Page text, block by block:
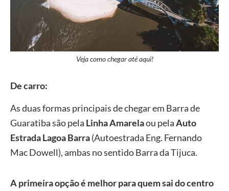
Veja como chegar até aqui!
De carro:
As duas formas principais de chegar em Barra de
Guaratiba são pela Linha Amarelaou pelaAuto
Estrada Lagoa Barra(Autoestrada Eng. Fernando
Mac Dowell), ambas no sentido Barra da Tijuca.
A primeira opção é melhor para quem sai do centro